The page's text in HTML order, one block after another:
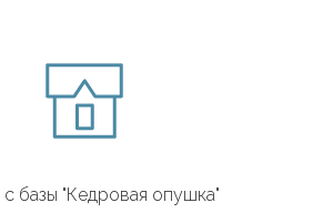
базы "Кедровая опушка"